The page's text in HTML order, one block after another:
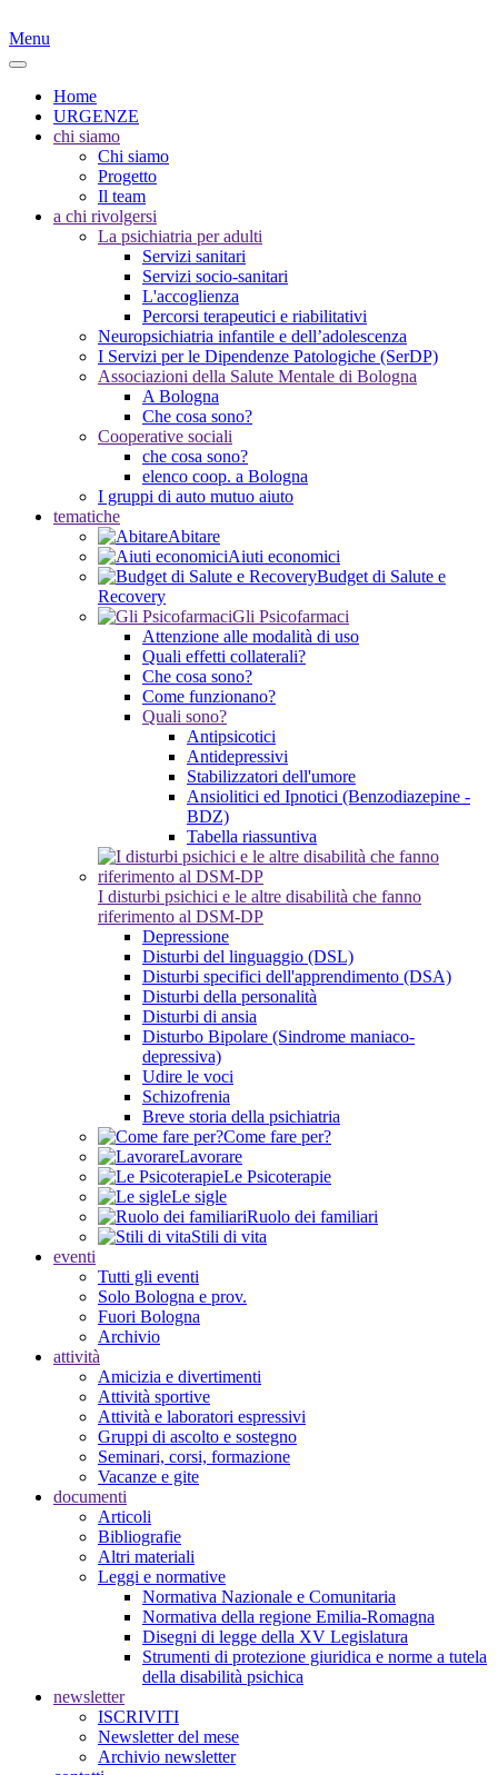
Menu
Home
URGENZE
chi siamo
Chi siamo
Progetto
Il team
a chi rivolgersi
La psichiatria per adulti
Servizi sanitari
Servizi socio-sanitari
L'accoglienza
Percorsi terapeutici e riabilitativi
Neuropsichiatria infantile e dell’adolescenza
I Servizi per le Dipendenze Patologiche (SerDP)
Associazioni della Salute Mentale di Bologna
A Bologna
Che cosa sono?
Cooperative sociali
che cosa sono?
elenco coop. a Bologna
I gruppi di auto mutuo aiuto
tematiche
Abitare
Aiuti economici
Budget di Salute e
Recovery
Gli Psicofarmaci
Attenzione alle modalità di uso
Quali effetti collaterali?
Che cosa sono?
Come funzionano?
Quali sono?
Antipsicotici
Antidepressivi
Stabilizzatori dell'umore
Ansiolitici ed Ipnotici (Benzodiazepine -
BDZ)
Tabella riassuntiva
I disturbi psichici e le altre disabilità che fanno
riferimento al DSM-DP
Depressione
Disturbi del linguaggio (DSL)
Disturbi specifici dell'apprendimento (DSA)
Disturbi della personalità
Disturbi di ansia
Disturbo Bipolare (Sindrome maniaco-
depressiva)
Udire le voci
Schizofrenia
Breve storia della psichiatria
Come fare per?
Lavorare
Le Psicoterapie
Le sigle
Ruolo dei familiari
Stili di vita
eventi
Tutti gli eventi
Solo Bologna e prov.
Fuori Bologna
Archivio
attività
Amicizia e divertimenti
Attività sportive
Attività e laboratori espressivi
Gruppi di ascolto e sostegno
Seminari, corsi, formazione
Vacanze e gite
documenti
Articoli
Bibliografie
Altri materiali
Leggi e normative
Normativa Nazionale e Comunitaria
Normativa della regione Emilia-Romagna
Disegni di legge della XV Legislatura
Strumenti di protezione giuridica e norme a tutela
della disabilità psichica
newsletter
ISCRIVITI
Newsletter del mese
Archivio newsletter